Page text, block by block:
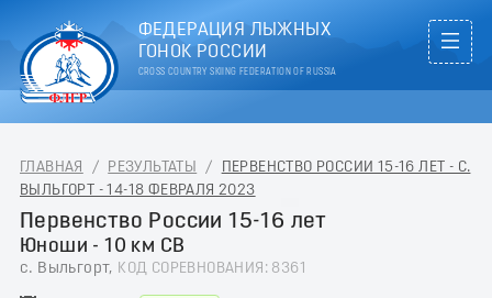
ФЕДЕРАЦИЯ ЛЫЖНЫХ
ГОНОК РОССИИ
CROSS COUNTRY SKIING FEDERATION OF RUSSIA
ГЛАВНАЯ / РЕЗУЛЬТАТЫ /
ПЕРВЕНСТВО РОССИИ 15-16 ЛЕТ - С.
ВЫЛЬГОРТ - 14-18 ФЕВРАЛЯ 2023
Первенство России 15-16 лет
Юноши - 10 км СВ
с. Выльгорт, КОД СОРЕВНОВАНИЯ: 8361